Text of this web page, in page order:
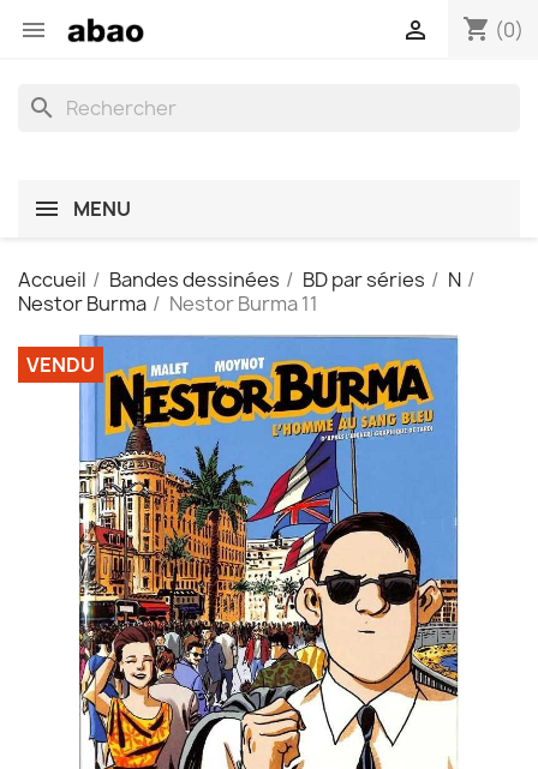
 shopping_cart (0)

search
MENU
Accueil Bandes dessinées BD par séries
N
Nestor Burma
Nestor Burma 11
VENDU